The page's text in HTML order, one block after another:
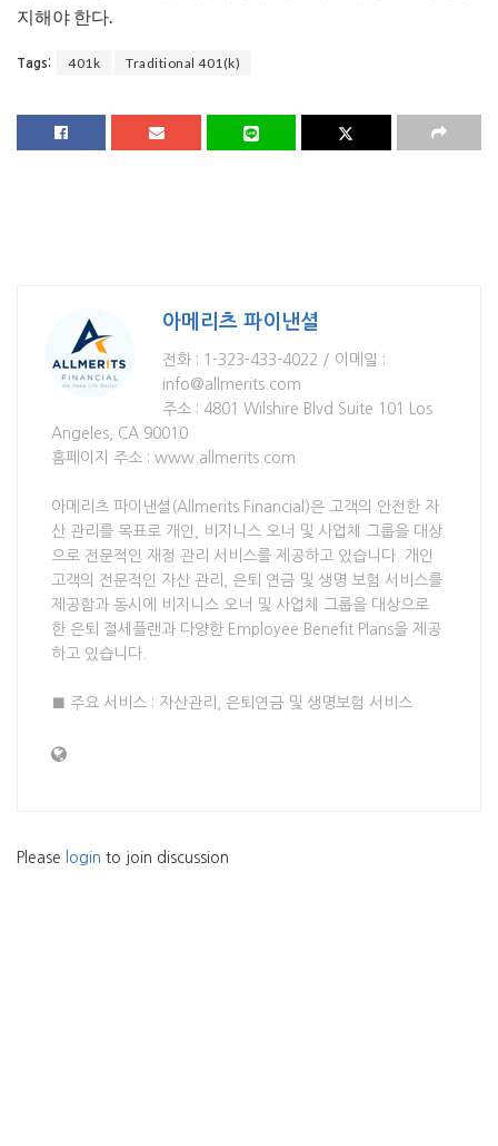
지해야 한다.
Tags: 401k Traditional 401(k)
아메리츠 파이낸셜
전화 : 1-323-433-4022 / 이메일 :
info@allmerits.com
주소 : 4801 Wilshire Blvd Suite 101 Los
Angeles, CA 90010
홈페이지 주소 : www.allmerits.com
아메리츠 파이낸셜(Allmerits Financial)은 고객의 안전한 자
산 관리를 목표로 개인, 비지니스 오너 및 사업체 그룹을 대상
으로 전문적인 재정 관리 서비스를 제공하고 있습니다. 개인
고객의 전문적인 자산 관리, 은퇴 연금 및 생명 보험 서비스를
제공함과 동시에 비지니스 오너 및 사업체 그룹을 대상으로
한 은퇴 절세플랜과 다양한 Employee Benefit Plans을 제공
하고 있습니다.
■ 주요 서비스 : 자산관리, 은퇴연금 및 생명보험 서비스
Please login to join discussion